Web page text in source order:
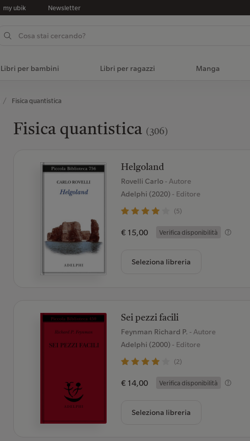
my ubik Newsletter
Libri per bambini Libri per ragazzi Manga
Fisica quantistica
Fisica quantistica (306)
Helgoland
Rovelli Carlo - Autore
Adelphi (2020)- Editore
(5)
€ 15,00 Verifica disponibilità
Seleziona libreria
Sei pezzi facili
Feynman Richard P. - Autore
Adelphi (2000)- Editore
(2)
€ 14,00 Verifica disponibilità
Seleziona libreria